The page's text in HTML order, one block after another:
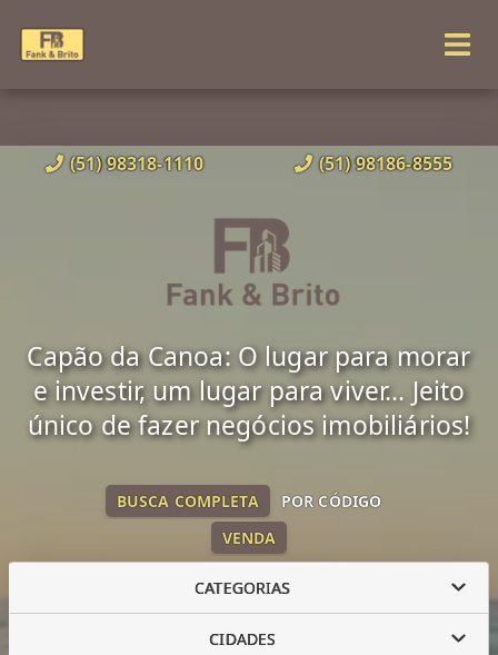
(51) 98318-1110 (51) 98186-8555
Capão da Canoa: O lugar para morar
e investir, um lugar para viver... Jeito
único de fazer negócios imobiliários!
VENDA
BUSCA COMPLETA POR CÓDIGO
CATEGORIAS
CIDADES